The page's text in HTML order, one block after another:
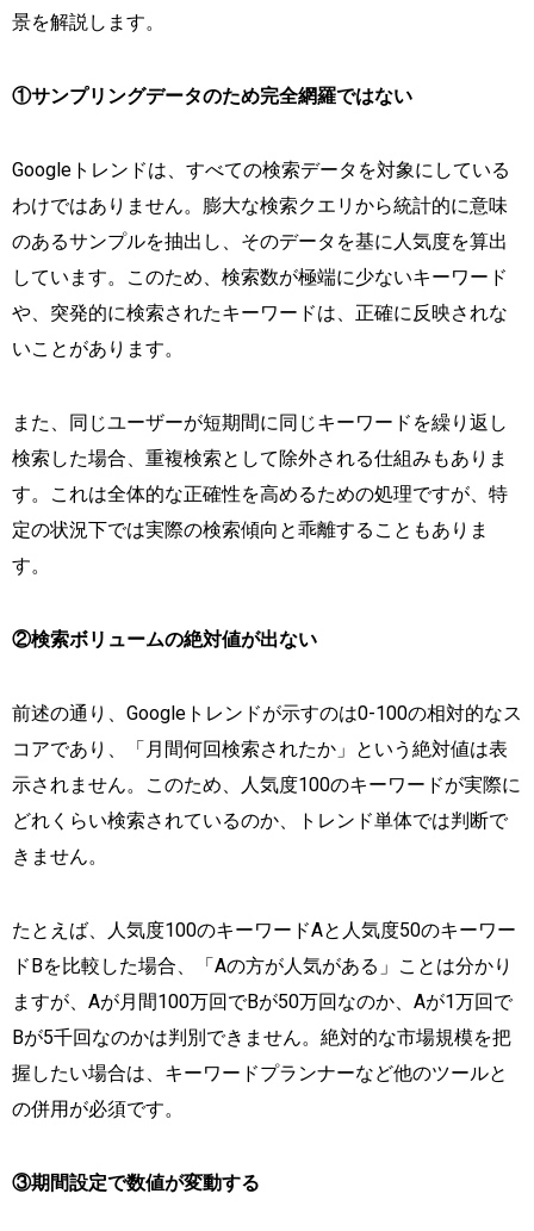
景を解説します。
①サンプリングデータのため完全網羅ではない
Googleトレンドは、すべての検索データを対象にしている
わけではありません。膨大な検索クエリから統計的に意味
のあるサンプルを抽出し、そのデータを基に人気度を算出
しています。このため、検索数が極端に少ないキーワード
や、突発的に検索されたキーワードは、正確に反映されな
いことがあります。
また、同じユーザーが短期間に同じキーワードを繰り返し
検索した場合、重複検索として除外される仕組みもありま
す。これは全体的な正確性を高めるための処理ですが、特
定の状況下では実際の検索傾向と乖離することもありま
す。
②検索ボリュームの絶対値が出ない
前述の通り、Googleトレンドが示すのは0-100の相対的なス
コアであり、「月間何回検索されたか」という絶対値は表
示されません。このため、人気度100のキーワードが実際に
どれくらい検索されているのか、トレンド単体では判断で
きません。
たとえば、人気度100のキーワードAと人気度50のキーワー
ドBを比較した場合、「Aの方が人気がある」ことは分かり
ますが、Aが月間100万回でBが50万回なのか、Aが1万回で
Bが5千回なのかは判別できません。絶対的な市場規模を把
握したい場合は、キーワードプランナーなど他のツールと
の併用が必須です。
③期間設定で数値が変動する